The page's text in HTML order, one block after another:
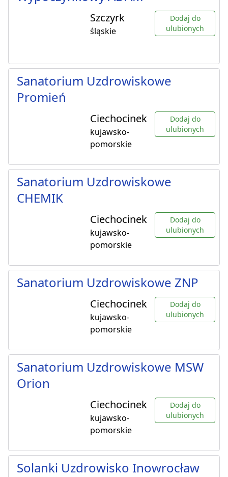
Szczyrk
śląskie
Dodaj do
ulubionych
Sanatorium Uzdrowiskowe
Promień
Ciechocinek
kujawsko-
pomorskie
Dodaj do
ulubionych
Sanatorium Uzdrowiskowe
CHEMIK
Ciechocinek
kujawsko-
pomorskie
Dodaj do
ulubionych
Sanatorium Uzdrowiskowe ZNP
Ciechocinek
kujawsko-
pomorskie
Dodaj do
ulubionych
Sanatorium Uzdrowiskowe MSW
Orion
Ciechocinek
kujawsko-
pomorskie
Dodaj do
ulubionych
Solanki Uzdrowisko Inowrocław